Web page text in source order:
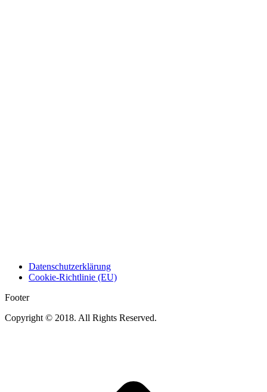
Datenschutzerklärung
Cookie-Richtlinie (EU)
Footer
Copyright © 2018. All Rights Reserved.